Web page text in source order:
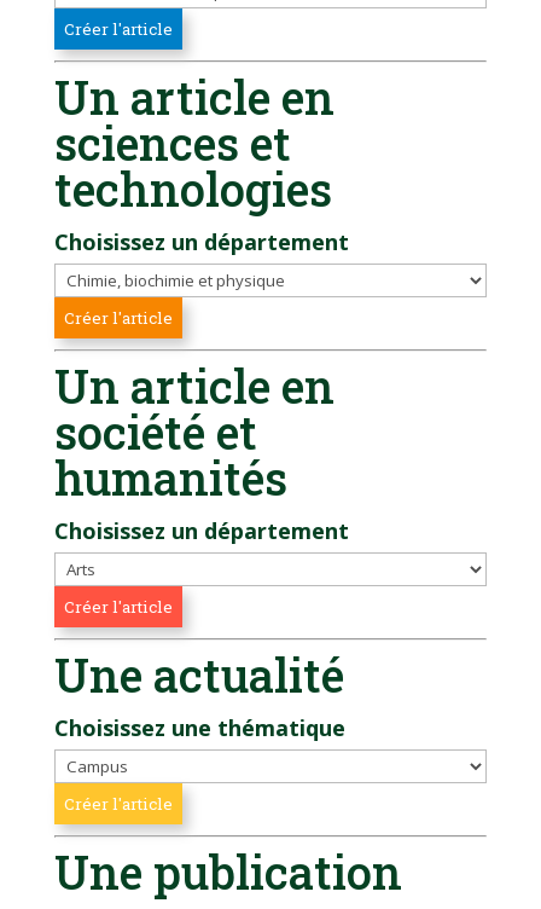
Un article en
sciences et
technologies
Choisissez un département
Un article en
société et
humanités
Choisissez un département
Une actualité
Choisissez une thématique
Une publication